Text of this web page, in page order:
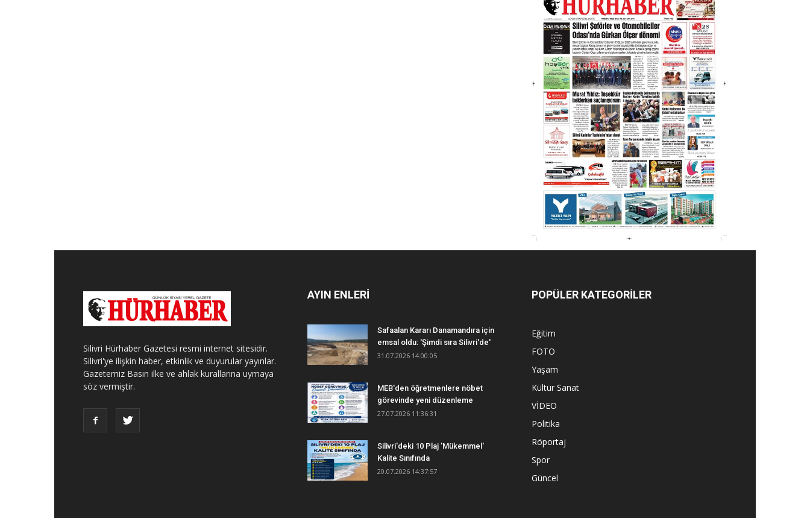
Silivri Hürhaber Gazetesi resmi internet sitesidir.
Silivri'ye ilişkin haber, etkinlik ve duyurular yayınlar.
Gazetemiz Basın ilke ve ahlak kurallarına uymaya
söz vermiştir.
AYIN ENLERİ
Safaalan Kararı Danamandıra için
emsal oldu: 'Şimdi sıra Silivri'de'
31.07.2026 14:00:05
MEB'den öğretmenlere nöbet
görevinde yeni düzenleme
27.07.2026 11:36:31
Silivri'deki 10 Plaj 'Mükemmel'
Kalite Sınıfında
20.07.2026 14:37:57
POPÜLER KATEGORİLER
Eğitim
FOTO
Yaşam
Kültür Sanat
VİDEO
Politika
Röportaj
Spor
Güncel